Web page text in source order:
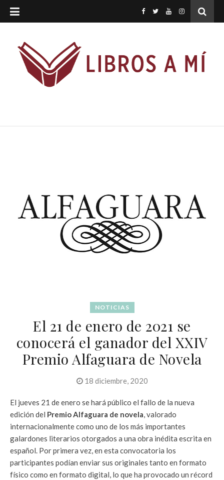
NOTICIAS
El 21 de enero de 2021 se
conocerá el ganador del XXIV
Premio Alfaguara de Novela
18 diciembre, 2020
El jueves 21 de enero se hará público el fallo de la nueva
edición del Premio Alfaguara de novela, valorado
internacionalmente como uno de los más importantes
galardones literarios otorgados a una obra inédita escrita en
español. Por primera vez, en esta convocatoria los
participantes podían enviar sus originales tanto en formato
físico como en formato digital, lo que ha provocado un récord